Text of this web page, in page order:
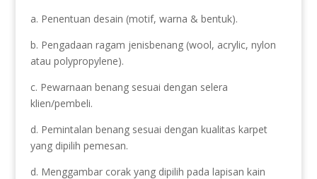
a. Penentuan desain (motif, warna & bentuk).
b. Pengadaan ragam jenisbenang (wool, acrylic, nylon
atau polypropylene).
c. Pewarnaan benang sesuai dengan selera
klien/pembeli.
d. Pemintalan benang sesuai dengan kualitas karpet
yang dipilih pemesan.
d. Menggambar corak yang dipilih pada lapisan kain